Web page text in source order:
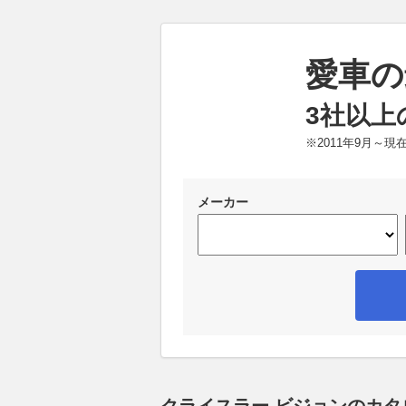
愛車
3社以上
※2011年9月～現
メーカー